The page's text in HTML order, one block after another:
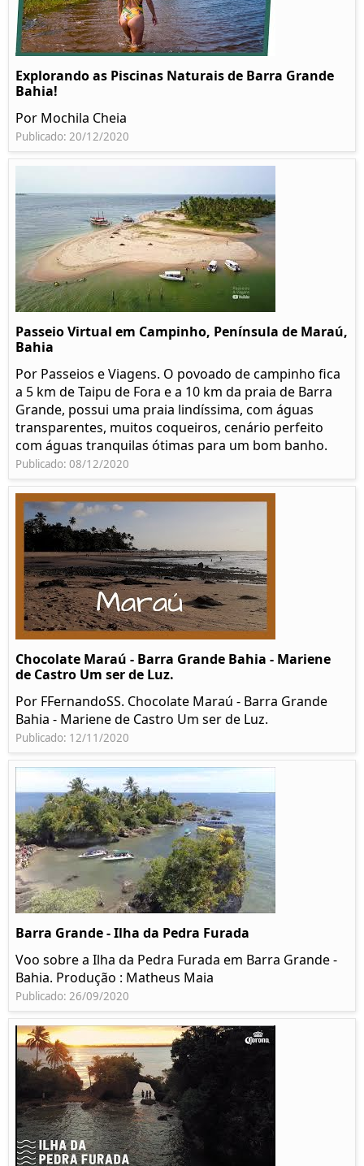
Explorando as Piscinas Naturais de Barra Grande
Bahia!
Por Mochila Cheia
Publicado: 20/12/2020
Passeio Virtual em Campinho, Península de Maraú,
Bahia
Por Passeios e Viagens. O povoado de campinho fica
a 5 km de Taipu de Fora e a 10 km da praia de Barra
Grande, possui uma praia lindíssima, com águas
transparentes, muitos coqueiros, cenário perfeito
com águas tranquilas ótimas para um bom banho.
Publicado: 08/12/2020
Chocolate Maraú - Barra Grande Bahia - Mariene
de Castro Um ser de Luz.
Por FFernandoSS. Chocolate Maraú - Barra Grande
Bahia - Mariene de Castro Um ser de Luz.
Publicado: 12/11/2020
Barra Grande - Ilha da Pedra Furada
Voo sobre a Ilha da Pedra Furada em Barra Grande -
Bahia. Produção : Matheus Maia
Publicado: 26/09/2020